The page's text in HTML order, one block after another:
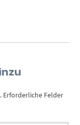
Erforderliche Felder